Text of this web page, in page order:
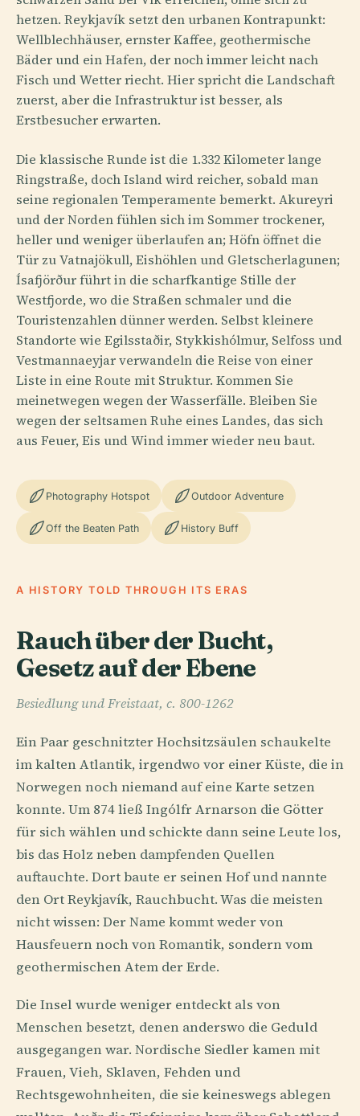
hetzen. Reykjavík setzt den urbanen Kontrapunkt:
Wellblechhäuser, ernster Kaffee, geothermische
Bäder und ein Hafen, der noch immer leicht nach
Fisch und Wetter riecht. Hier spricht die Landschaft
zuerst, aber die Infrastruktur ist besser, als
Erstbesucher erwarten.
Die klassische Runde ist die 1.332 Kilometer lange
Ringstraße, doch Island wird reicher, sobald man
seine regionalen Temperamente bemerkt. Akureyri
und der Norden fühlen sich im Sommer trockener,
heller und weniger überlaufen an; Höfn öffnet die
Tür zu Vatnajökull, Eishöhlen und Gletscherlagunen;
Ísafjörður führt in die scharfkantige Stille der
Westfjorde, wo die Straßen schmaler und die
Touristenzahlen dünner werden. Selbst kleinere
Standorte wie Egilsstaðir, Stykkishólmur, Selfoss und
Vestmannaeyjar verwandeln die Reise von einer
Liste in eine Route mit Struktur. Kommen Sie
meinetwegen wegen der Wasserfälle. Bleiben Sie
wegen der seltsamen Ruhe eines Landes, das sich
aus Feuer, Eis und Wind immer wieder neu baut.
Photography Hotspot Outdoor Adventure
Off the Beaten Path History Buff
A HISTORY TOLD THROUGH ITS ERAS
Rauch über der Bucht,
Gesetz auf der Ebene
Besiedlung und Freistaat, c. 800-1262
Ein Paar geschnitzter Hochsitzsäulen schaukelte
im kalten Atlantik, irgendwo vor einer Küste, die in
Norwegen noch niemand auf eine Karte setzen
konnte. Um 874 ließ Ingólfr Arnarson die Götter
für sich wählen und schickte dann seine Leute los,
bis das Holz neben dampfenden Quellen
auftauchte. Dort baute er seinen Hof und nannte
den Ort Reykjavík, Rauchbucht. Was die meisten
nicht wissen: Der Name kommt weder von
Hausfeuern noch von Romantik, sondern vom
geothermischen Atem der Erde.
Die Insel wurde weniger entdeckt als von
Menschen besetzt, denen anderswo die Geduld
ausgegangen war. Nordische Siedler kamen mit
Frauen, Vieh, Sklaven, Fehden und
Rechtsgewohnheiten, die sie keineswegs ablegen